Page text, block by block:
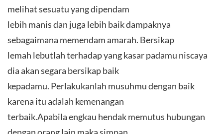
melihat sesuatu yang dipendam
lebih manis dan juga lebih baik dampaknya
sebagaimana memendam amarah. Bersikap
lemah lebutlah terhadap yang kasar padamu niscaya
dia akan segara bersikap baik
kepadamu. Perlakukanlah musuhmu dengan baik
karena itu adalah kemenangan
terbaik.Apabila engkau hendak memutus hubungan